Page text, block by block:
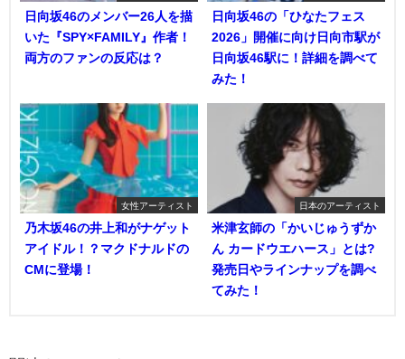
日向坂46のメンバー26人を描
いた『SPY×FAMILY』作者！
両方のファンの反応は？
日向坂46の「ひなたフェス
2026」開催に向け日向市駅が
日向坂46駅に！詳細を調べて
みた！
女性アーティスト
乃木坂46の井上和がナゲット
アイドル！？マクドナルドの
CMに登場！
日本のアーティスト
米津玄師の「かいじゅうずか
ん カードウエハース」とは?
発売日やラインナップを調べ
てみた！